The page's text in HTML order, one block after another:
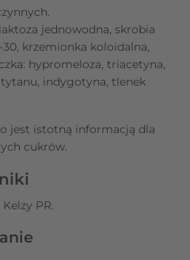
jednowodna, skrobia
krzemionka koloidalna,
hypromeloza, triacetyna,
indygotyna, tlenek
jest istotną informacją dla
cukrów.
PR.